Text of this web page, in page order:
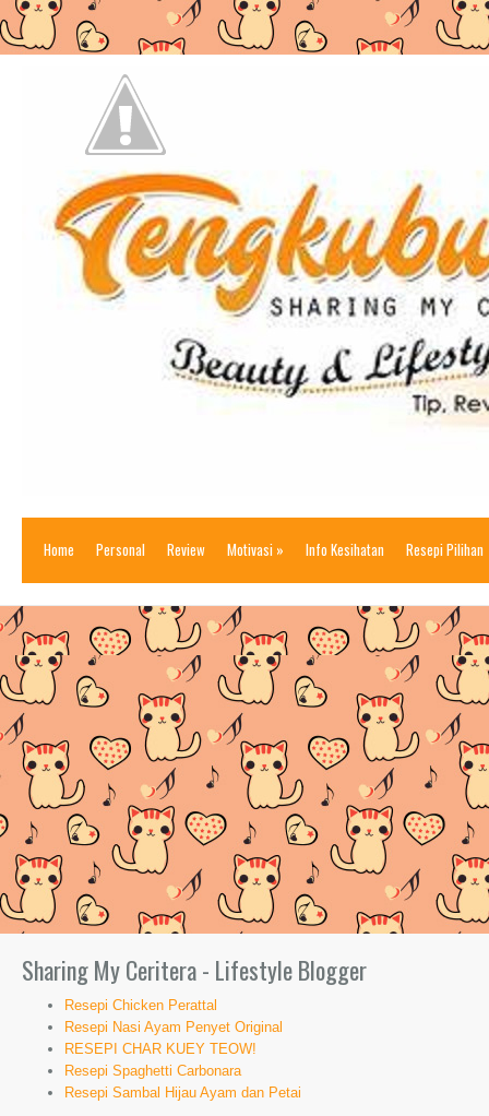
Home Personal Review Motivasi » Info Kesihatan Resepi Pilihan
Sharing My Ceritera - Lifestyle Blogger
Resepi Chicken Perattal
Resepi Nasi Ayam Penyet Original
RESEPI CHAR KUEY TEOW!
Resepi Spaghetti Carbonara
Resepi Sambal Hijau Ayam dan Petai